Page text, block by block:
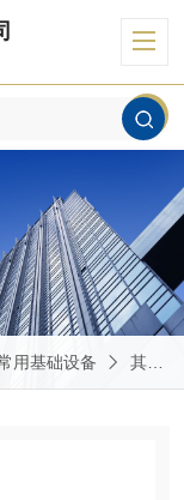
用基础设备 其他实验室常用仪器设备